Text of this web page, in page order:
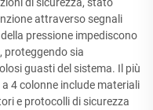
attraverso segnali
pressione impediscono
proteggendo sia
guasti del sistema. Il più
4 colonne include materiali
e protocolli di sicurezza